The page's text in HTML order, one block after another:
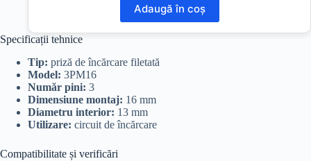
Adaugă în coș
Specificații tehnice
Tip: priză de încărcare filetată
Model: 3PM16
Număr pini: 3
Dimensiune montaj: 16 mm
Diametru interior: 13 mm
Utilizare: circuit de încărcare
Compatibilitate și verificări